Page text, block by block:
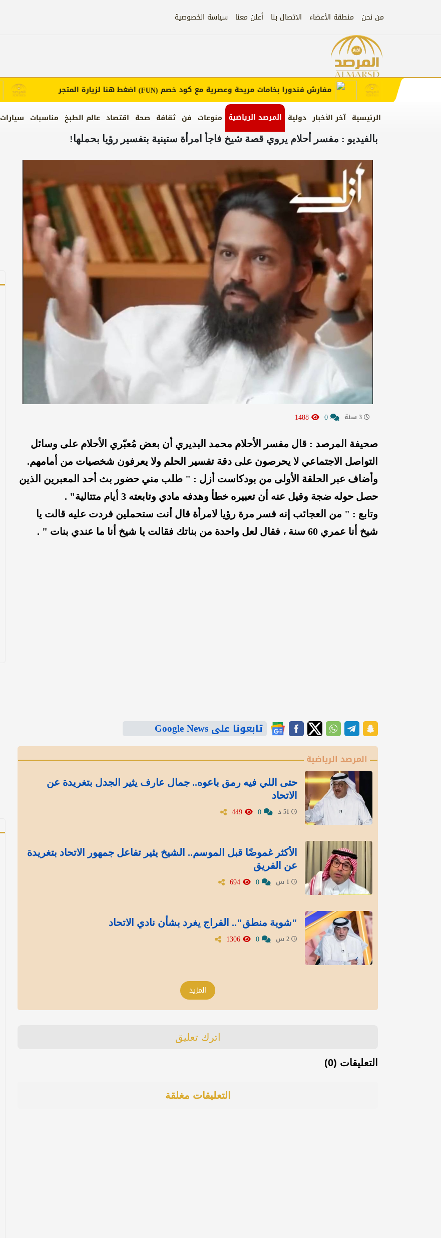
من نحن منطقة الأعضاء الاتصال بنا أعلن معنا سياسة الخصوصية
الرئيسية آخر الأخبار دولية المرصد الرياضية منوعات فن ثقافة صحة اقتصاد عالم الطبخ مناسبات سيارات
مفارش فندورا بخامات مريحة وعصرية مع كود خصم(FUN) اضغط هنا لزيارة المتجر
بالفيديو : مفسر أحلام يروي قصة شيخ فاجأ امرأة ستينية بتفسير رؤيا بحملها!
صحيفة المرصد : قال مفسر الأحلام محمد البديري أن بعض مُعبّري الأحلام على وسائل
التواصل الاجتماعي لا يحرصون على دقة تفسير الحلم ولا يعرفون شخصيات من أمامهم.
وأضاف عبر الحلقة الأولى من بودكاست أزل : " طلب مني حضور بث أحد المعبرين الذين
حصل حوله ضجة وقيل عنه أن تعبيره خطأ وهدفه مادي وتابعته 3 أيام متتالية" .
وتابع : " من العجائب إنه فسر مرة رؤيا لامرأة قال أنت ستحملين فردت عليه قالت يا
شيخ أنا عمري 60 سنة ، فقال لعل واحدة من بناتك فقالت يا شيخ أنا ما عندي بنات " .
تابعونا على Google News
المرصد الرياضية
‏حتى اللي فيه رمق باعوه.. جمال عارف يثير الجدل بتغريدة عن
الاتحاد
الأكثر غموضًا قبل الموسم.. الشيخ يثير تفاعل جمهور الاتحاد بتغريدة
عن الفريق
"شوية منطق".. الفراج يغرد بشأن نادي الاتحاد
المزيد
اترك تعليق
التعليقات (0)
التعليقات مغلقة